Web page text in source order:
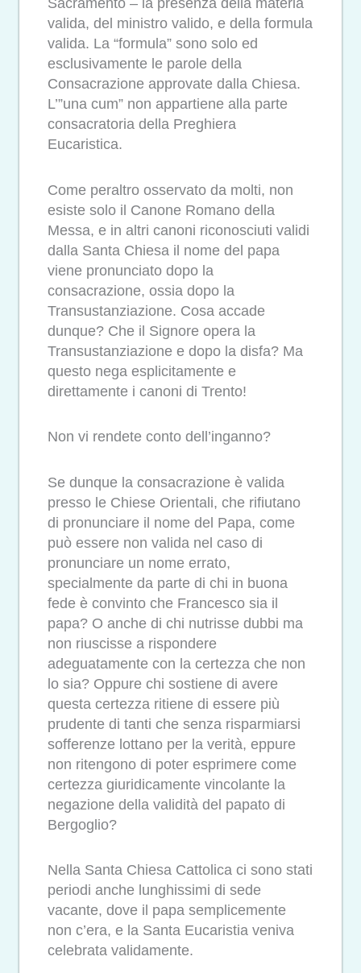
Sacramento – la presenza della materia
valida, del ministro valido, e della formula
valida. La “formula” sono solo ed
esclusivamente le parole della
Consacrazione approvate dalla Chiesa.
L’”una cum” non appartiene alla parte
consacratoria della Preghiera
Eucaristica.
Come peraltro osservato da molti, non
esiste solo il Canone Romano della
Messa, e in altri canoni riconosciuti validi
dalla Santa Chiesa il nome del papa
viene pronunciato dopo la
consacrazione, ossia dopo la
Transustanziazione. Cosa accade
dunque? Che il Signore opera la
Transustanziazione e dopo la disfa? Ma
questo nega esplicitamente e
direttamente i canoni di Trento!
Non vi rendete conto dell’inganno?
Se dunque la consacrazione è valida
presso le Chiese Orientali, che rifiutano
di pronunciare il nome del Papa, come
può essere non valida nel caso di
pronunciare un nome errato,
specialmente da parte di chi in buona
fede è convinto che Francesco sia il
papa? O anche di chi nutrisse dubbi ma
non riuscisse a rispondere
adeguatamente con la certezza che non
lo sia? Oppure chi sostiene di avere
questa certezza ritiene di essere più
prudente di tanti che senza risparmiarsi
sofferenze lottano per la verità, eppure
non ritengono di poter esprimere come
certezza giuridicamente vincolante la
negazione della validità del papato di
Bergoglio?
Nella Santa Chiesa Cattolica ci sono stati
periodi anche lunghissimi di sede
vacante, dove il papa semplicemente
non c’era, e la Santa Eucaristia veniva
celebrata validamente.